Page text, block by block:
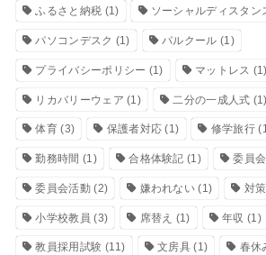
ふるさと納税 (1) ソーシャルディスタン
パソコンデスク (1) パルクール (1)
プライバシーポリシー (1) マットレス (1)
リカバリーウェア (1) 二分の一成人式 (1)
体育 (3) 保護者対応 (1) 修学旅行
勤務時間 (1) 合格体験記 (1) 委員会
委員会活動(2) 嫌われない (1) 対
小学校教員 (3) 席替え (1) 年収 (1)
教員採用試験 (11) 文房具 (1) 春休